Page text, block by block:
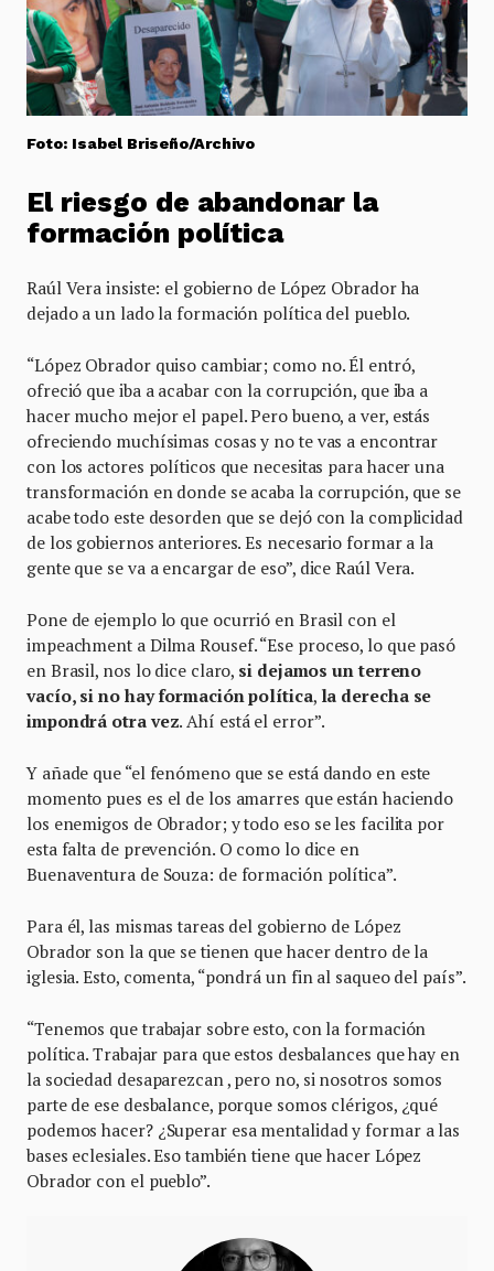
Foto: Isabel Briseño/Archivo
El riesgo de abandonar la
formación política
Raúl Vera insiste: el gobierno de López Obrador ha
dejado a un lado la formación política del pueblo.
“López Obrador quiso cambiar; como no. Él entró,
ofreció que iba a acabar con la corrupción, que iba a
hacer mucho mejor el papel. Pero bueno, a ver, estás
ofreciendo muchísimas cosas y no te vas a encontrar
con los actores políticos que necesitas para hacer una
transformación en donde se acaba la corrupción, que se
acabe todo este desorden que se dejó con la complicidad
de los gobiernos anteriores. Es necesario formar a la
gente que se va a encargar de eso”, dice Raúl Vera.
Pone de ejemplo lo que ocurrió en Brasil con el
impeachment a Dilma Rousef. “Ese proceso, lo que pasó
en Brasil, nos lo dice claro, si dejamos un terreno
vacío, si no hay formación política, la derecha se
impondrá otra vez. Ahí está el error”.
Y añade que “el fenómeno que se está dando en este
momento pues es el de los amarres que están haciendo
los enemigos de Obrador; y todo eso se les facilita por
esta falta de prevención. O como lo dice en
Buenaventura de Souza: de formación política”.
Para él, las mismas tareas del gobierno de López
Obrador son la que se tienen que hacer dentro de la
iglesia. Esto, comenta, “pondrá un fin al saqueo del país”.
“Tenemos que trabajar sobre esto, con la formación
política. Trabajar para que estos desbalances que hay en
la sociedad desaparezcan , pero no, si nosotros somos
parte de ese desbalance, porque somos clérigos, ¿qué
podemos hacer? ¿Superar esa mentalidad y formar a las
bases eclesiales. Eso también tiene que hacer López
Obrador con el pueblo”.